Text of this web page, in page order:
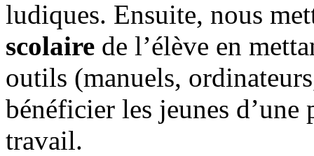
ludiques. Ensuite, nous
scolaire de l’élève en
outils (manuels,
bénéficier les jeunes
travail.